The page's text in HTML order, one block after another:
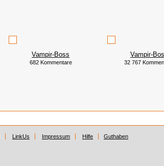
Vampir-Boss
682 Kommentare
Vampir-
32 767
LinkUs Impressum Hilfe Guthaben